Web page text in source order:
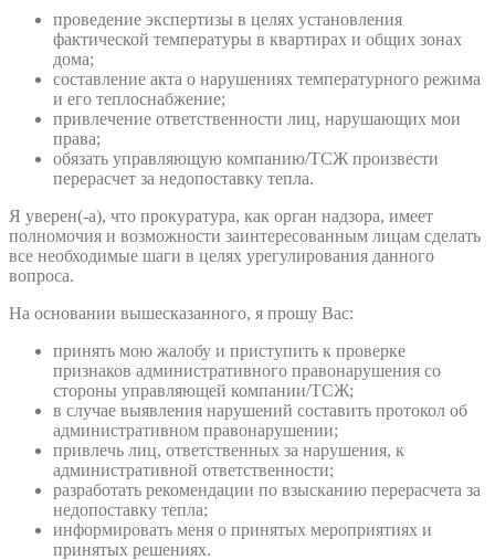
проведение экспертизы в целях установления
фактической температуры в квартирах и общих зонах
дома;
составление акта о нарушениях температурного режима
и его теплоснабжение;
привлечение ответственности лиц, нарушающих мои
права;
обязать управляющую компанию/ТСЖ произвести
перерасчет за недопоставку тепла.
Я уверен(-а), что прокуратура, как орган надзора, имеет
полномочия и возможности заинтересованным лицам сделать
все необходимые шаги в целях урегулирования данного
вопроса.
На основании вышесказанного, я прошу Вас:
принять мою жалобу и приступить к проверке
признаков административного правонарушения со
стороны управляющей компании/ТСЖ;
в случае выявления нарушений составить протокол об
административном правонарушении;
привлечь лиц, ответственных за нарушения, к
административной ответственности;
разработать рекомендации по взысканию перерасчета за
недопоставку тепла;
информировать меня о принятых мероприятиях и
принятых решениях.